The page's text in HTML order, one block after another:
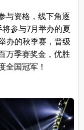
与资格，线下角逐
参与7月举办的夏
办的秋季赛，晋级
万季赛奖金，优胜
全国冠军！